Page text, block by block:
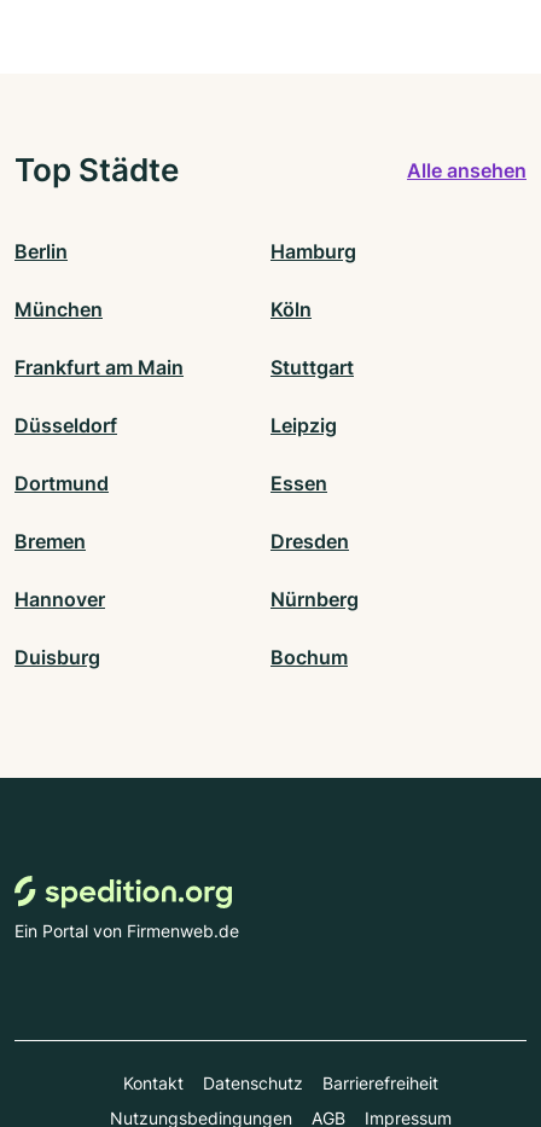
Top Städte Alle ansehen
Berlin Hamburg
München Köln
Frankfurt am Main Stuttgart
Düsseldorf Leipzig
Dortmund Essen
Bremen Dresden
Hannover Nürnberg
Duisburg Bochum
Ein Portal von Firmenweb.de
Kontakt Datenschutz
Barrierefreiheit
Nutzungsbedingungen
AGB Impressum